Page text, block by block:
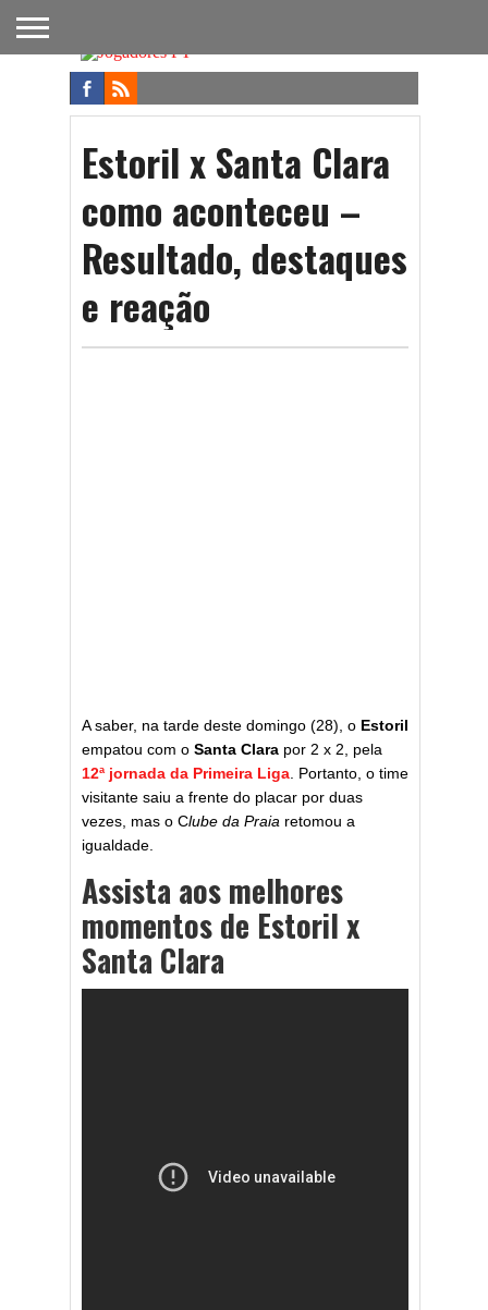
FUTEBOL
NACIONAL
FUTEBOL
INTERNACIONAL
NOTÍCIAS
ONDE
ASSISTIR
FUTEBOL
NA TV
APOSTAS
Estoril x Santa Clara
como aconteceu –
Resultado, destaques
e reação
A saber, na tarde deste domingo (28), o Estoril
empatou com o Santa Clara por 2 x 2, pela
12ª jornada da Primeira Liga . Portanto, o time
visitante saiu a frente do placar por duas
vezes, mas o Clube da Praia retomou a
igualdade.
Assista aos melhores
momentos de Estoril x
Santa Clara